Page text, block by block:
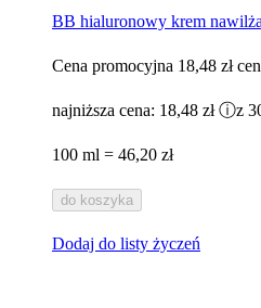
BB hialuronowy krem
Cena promocyjna 18,48 zł
najniższa cena: 18,48 zł ⓘz
100 ml = 46,20 zł
do koszyka
Dodaj do listy życzeń